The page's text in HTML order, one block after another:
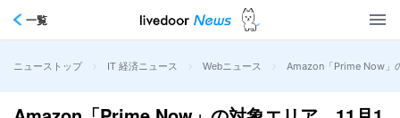
一覧
ニューストップ > IT 経済ニュース > Webニュース > Amazon「Prime Now」